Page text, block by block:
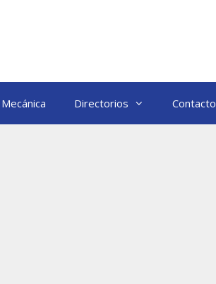
Mecánica Directorios Contacto